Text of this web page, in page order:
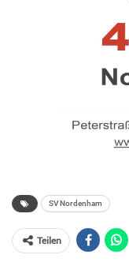
SV Nordenham
Teilen